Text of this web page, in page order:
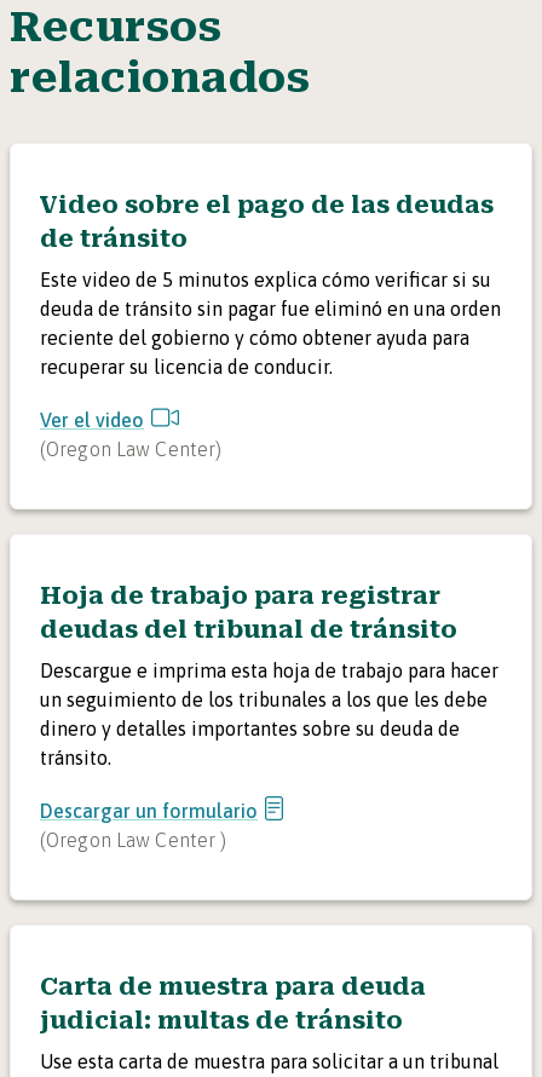
Recursos
relacionados
Video sobre el pago de las deudas
de tránsito
Este video de 5 minutos explica cómo verificar si su
deuda de tránsito sin pagar fue eliminó en una orden
reciente del gobierno y cómo obtener ayuda para
recuperar su licencia de conducir.
Ver el video
(Oregon Law Center)
Hoja de trabajo para registrar
deudas del tribunal de tránsito
Descargue e imprima esta hoja de trabajo para hacer
un seguimiento de los tribunales a los que les debe
dinero y detalles importantes sobre su deuda de
tránsito.
Descargar un formulario
(Oregon Law Center)
Carta de muestra para deuda
judicial: multas de tránsito
Use esta carta de muestra para solicitar a un tribunal